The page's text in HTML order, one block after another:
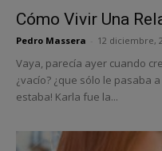
Cómo Vivir Una
Pedro Massera 12 diciembre,
Vaya, parecía ayer cuando
¿vacío? ¿que sólo le pasaba
estaba! Karla fue la...